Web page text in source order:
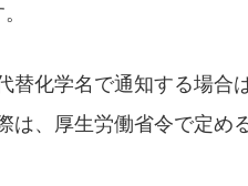
替化学名で通知する場合
は、厚生労働省令で定め